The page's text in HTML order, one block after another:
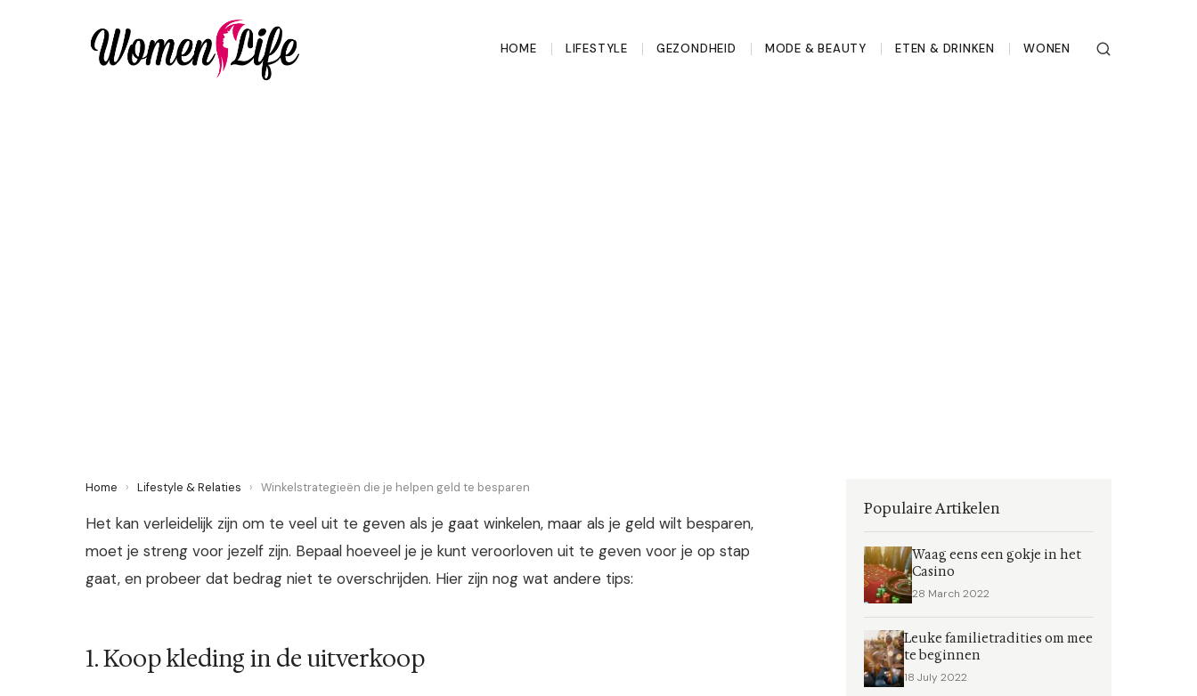
HOME LIFESTYLE GEZONDHEID MODE & BEAUTY ETEN & DRINKEN WONEN
Home › Lifestyle & Relaties › Winkelstrategieën die je helpen geld te besparen
Het kan verleidelijk zijn om te veel uit te geven als je gaat winkelen, maar als je geld wilt besparen,
moet je streng voor jezelf zijn. Bepaal hoeveel je je kunt veroorloven uit te geven voor je op stap
gaat, en probeer dat bedrag niet te overschrijden. Hier zijn nog wat andere tips:
1. Koop kleding in de uitverkoop
Populaire Artikelen
Waag eens een gokje in het
Casino
28 March 2022
Leuke familietradities om mee
te beginnen
18 July 2022